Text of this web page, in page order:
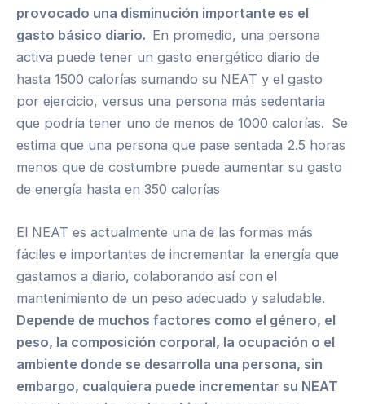
provocado una disminución importante es el
gasto básico diario. En promedio, una persona
activa puede tener un gasto energético diario de
hasta 1500 calorías sumando su NEAT y el gasto
por ejercicio, versus una persona más sedentaria
que podría tener uno de menos de 1000 calorías. Se
estima que una persona que pase sentada 2.5 horas
menos que de costumbre puede aumentar su gasto
de energía hasta en 350 calorías
El NEAT es actualmente una de las formas más
fáciles e importantes de incrementar la energía que
gastamos a diario, colaborando así con el
mantenimiento de un peso adecuado y saludable.
Depende de muchos factores como el género, el
peso, la composición corporal, la ocupación o el
ambiente donde se desarrolla una persona, sin
embargo, cualquiera puede incrementar su NEAT